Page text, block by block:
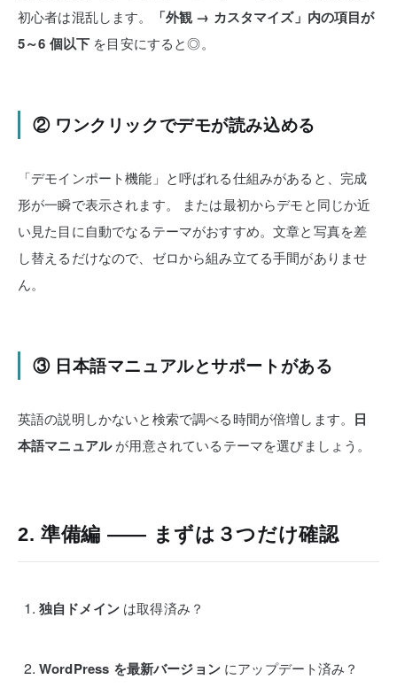
初心者は混乱します。
「外観 → カスタマイズ」内の項目が
5～6 個以下 を目安にすると◎。
② ワンクリックでデモが読み込める
「デモインポート機能」と呼ばれる仕組みがあると、完成
形が一瞬で表示されます。
または最初からデモと同じか近
い見た目に自動でなるテーマがおすすめ。文章と写真を差
し替えるだけなので、ゼロから組み立てる手間がありませ
ん。
③ 日本語マニュアルとサポートがある
英語の説明しかないと検索で調べる時間が倍増します。 日
本語マニュアルが用意されているテーマを選びましょう。
2. 準備編 ―― まずは３つだけ確認
独自ドメインは取得済み？
WordPress を最新バージョンにアップデート済み？